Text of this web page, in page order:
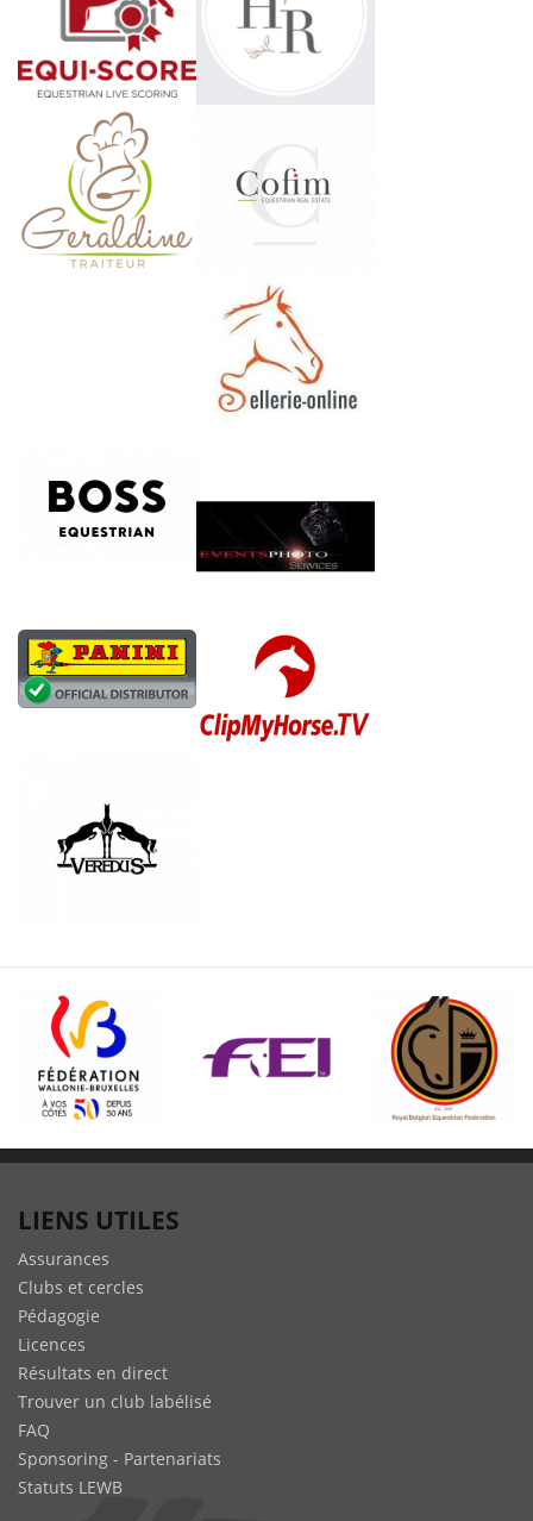
LIENS UTILES
Assurances
Clubs et cercles
Pédagogie
Licences
Résultats en direct
Trouver un club labélisé
FAQ
Sponsoring - Partenariats
Statuts LEWB